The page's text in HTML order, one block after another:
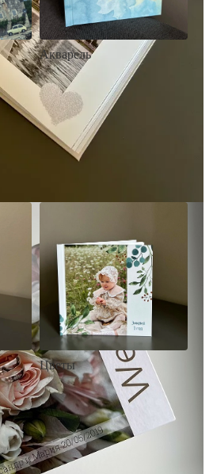
Акварель
• Декор в стиле
акварельных красок
• Выбор цвета фона
• Загрузка фото и текста
Заказать
Цветы
• Декор цветы
• Выбор цвета фона
• Загрузка фото и текста
Заказать